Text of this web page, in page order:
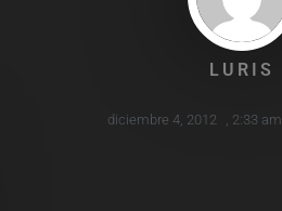
LURIS
diciembre 4, 2012 , 2:33 am